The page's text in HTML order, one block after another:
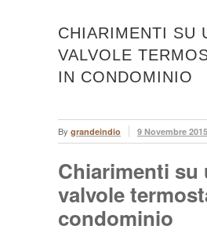
CHIARIMENTI SU
VALVOLE
IN CONDOMINIO
By grandeindio 9 Novembre 2015
Chiarimenti su
valvole
condominio